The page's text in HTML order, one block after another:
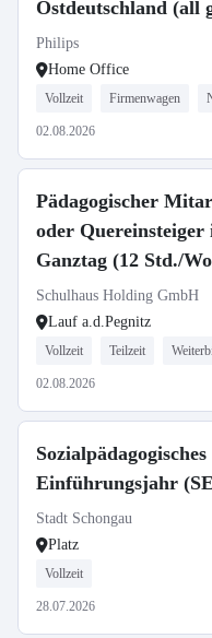
Ostdeutschland (all
Philips
Home Office
Vollzeit Firmenwagen
02.08.2026
Pädagogischer
oder Quereinsteiger
Ganztag (12 Std./
Schulhaus Holding GmbH
Lauf a.d.Pegnitz
Vollzeit Teilzeit
02.08.2026
Sozialpädagogisches
Einführungsjahr
Stadt Schongau
Platz
Vollzeit
28.07.2026